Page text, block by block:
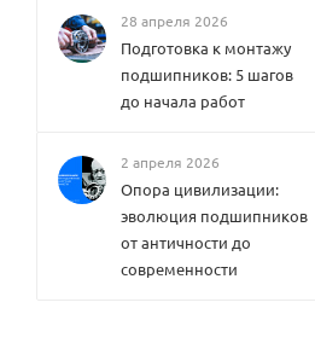
28 апреля 2026
Подготовка к монтажу
подшипников: 5 шагов
до начала работ
2 апреля 2026
Опора цивилизации:
эволюция подшипников
от античности до
современности